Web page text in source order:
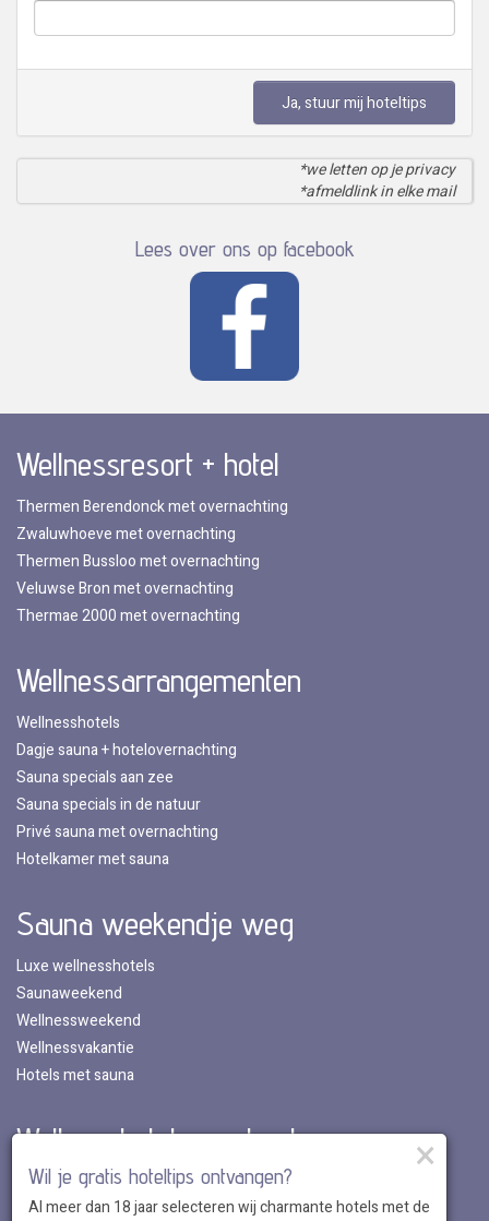
Ja, stuur mij hoteltips
*we letten op je privacy
*afmeldlink in elke mail
Lees over ons op facebook
Wellnessresort + hotel
Thermen Berendonck met overnachting
Zwaluwhoeve met overnachting
Thermen Bussloo met overnachting
Veluwse Bron met overnachting
Thermae 2000 met overnachting
Wellnessarrangementen
Wellnesshotels
Dagje sauna + hotelovernachting
Sauna specials aan zee
Sauna specials in de natuur
Privé sauna met overnachting
Hotelkamer met sauna
Sauna weekendje weg
Luxe wellnesshotels
Saunaweekend
Wellnessweekend
Wellnessvakantie
Hotels met sauna
Wellnesshotels per land
Wellnesshotels in Nederland
Wellnesshotels in Belgie
×
Wil je gratis hoteltips ontvangen?
Al meer dan 18 jaar selecteren wij charmante hotels met de